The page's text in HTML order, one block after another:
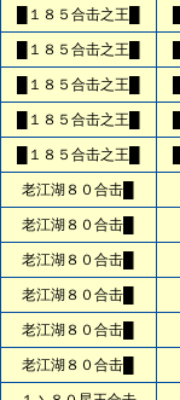
█１８５合击之王█
█１８５合击之王█
█１８５合击之王█
█１８５合击之王█
█１８５合击之王█
老江湖８０合击█
老江湖８０合击█
老江湖８０合击█
老江湖８０合击█
老江湖８０合击█
老江湖８０合击█